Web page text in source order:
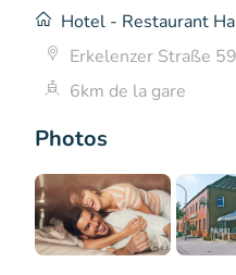
Photos
Hotel - Restaurant
Erkelenzer Straße
6km de la gare